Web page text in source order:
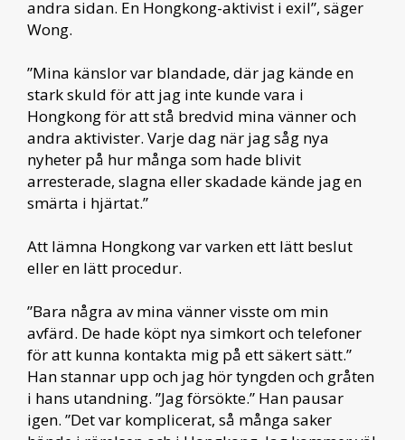
andra sidan. En Hongkong-aktivist i exil”, säger
Wong.
”Mina känslor var blandade, där jag kände en
stark skuld för att jag inte kunde vara i
Hongkong för att stå bredvid mina vänner och
andra aktivister. Varje dag när jag såg nya
nyheter på hur många som hade blivit
arresterade, slagna eller skadade kände jag en
smärta i hjärtat.”
Att lämna Hongkong var varken ett lätt beslut
eller en lätt procedur.
”Bara några av mina vänner visste om min
avfärd. De hade köpt nya simkort och telefoner
för att kunna kontakta mig på ett säkert sätt.”
Han stannar upp och jag hör tyngden och gråten
i hans utandning. ”Jag försökte.” Han pausar
igen. ”Det var komplicerat, så många saker